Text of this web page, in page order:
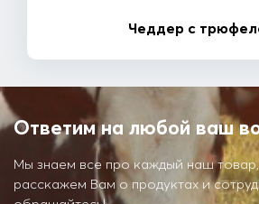
Чеддер с
Ответим на любой ваш
Мы знаем все про каждый наш товар,
расскажем Вам о продуктах и